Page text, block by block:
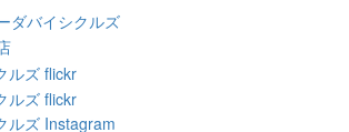
ダバイシクルズ